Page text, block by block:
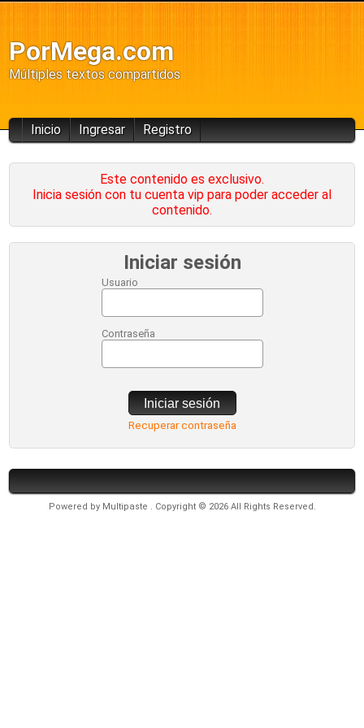
PorMega.com
Múltiples textos compartidos
Inicio Ingresar Registro
Este contenido es exclusivo.
Inicia sesión con tu cuenta vip para poder acceder al
contenido.
Iniciar sesión
Usuario
Contraseña
Iniciar sesión
Recuperar contraseña
Powered by Multipaste . Copyright © 2026 All Rights Reserved.